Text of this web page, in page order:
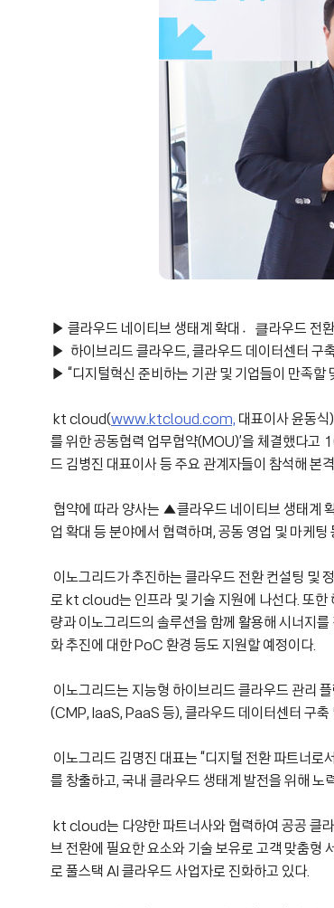
▶ 클라우드 네이티브 생태계 확대클〮라우드 전환
▶ 하이브리드 클라우드, 클라우드 데이터센터 구
▶ “디지털혁신 준비하는 기관 및 기업들이 만족할
kt cloud(www.ktcloud.com, 대표이사 윤동식
를 위한 공동협력 업무협약(MOU)’을 체결했다고
드 김병진 대표이사 등 주요 관계자들이 참석해 본
협약에 따라 양사는 ▲클라우드 네이티브 생태계
업 확대 등 분야에서 협력하며, 공동 영업 및 마케팅
이노그리드가 추진하는 클라우드 전환 컨설팅 및
로 kt cloud는 인프라 및 기술 지원에 나선다. 또
량과 이노그리드의 솔루션을 함께 활용해 시너지
화 추진에 대한 PoC 환경 등도 지원할 예정이다.
이노그리드는 지능형 하이브리드 클라우드 관리
(CMP, IaaS, PaaS 등), 클라우드 데이터센터 구축
이노그리드 김명진 대표는 “디지털 전환 파트너
를 창출하고, 국내 클라우드 생태계 발전을 위해 노
kt cloud는 다양한 파트너사와 협력하여 공공 클
브 전환에 필요한 요소와 기술 보유로 고객 맞춤형
로 풀스택 AI 클라우드 사업자로 진화하고 있다.